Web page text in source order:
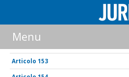
Menu
153